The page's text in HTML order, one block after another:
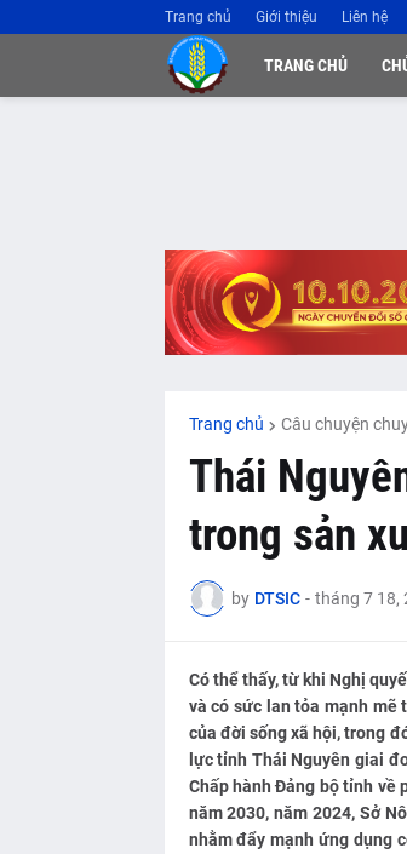
Trang chủ Giới thiệu Liên hệ
TRANG CHỦ
Trang chủ Câu chuyện
Thái
trong sản
by DTSIC - tháng 7 18,
Có thể thấy, từ khi Nghị
và có sức lan tỏa mạnh
của đời sống xã hội, trong
lực tỉnh Thái Nguyên giai
Chấp hành Đảng bộ tỉnh về
năm 2030, năm 2024, Sở
nhằm đẩy mạnh ứng dụng